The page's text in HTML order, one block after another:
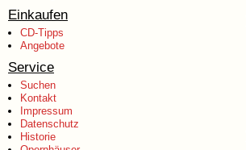
Einkaufen
CD-Tipps
Angebote
Service
Suchen
Kontakt
Impressum
Datenschutz
Historie